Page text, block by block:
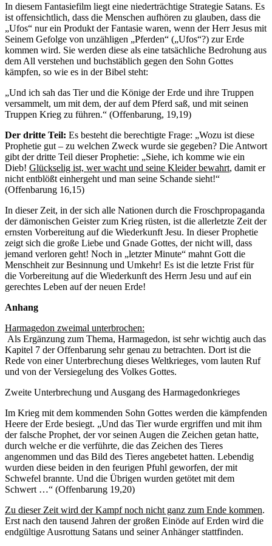
In diesem Fantasiefilm liegt eine niederträchtige Strategie Satans. Es
ist offensichtlich, dass die Menschen aufhören zu glauben, dass die
„Ufos“ nur ein Produkt der Fantasie waren, wenn der Herr Jesus mit
Seinem Gefolge von unzähligen „Pferden“ („Ufos“?) zur Erde
kommen wird. Sie werden diese als eine tatsächliche Bedrohung aus
dem All verstehen und buchstäblich gegen den Sohn Gottes
kämpfen, so wie es in der Bibel steht:
„Und ich sah das Tier und die Könige der Erde und ihre Truppen
versammelt, um mit dem, der auf dem Pferd saß, und mit seinen
Truppen Krieg zu führen.“ (Offenbarung, 19,19)
Der dritte Teil: Es besteht die berechtigte Frage: „Wozu ist diese
Prophetie gut – zu welchen Zweck wurde sie gegeben? Die Antwort
gibt der dritte Teil dieser Prophetie: „Siehe, ich komme wie ein
Dieb! Glückselig ist, wer wacht und seine Kleider bewahrt, damit er
nicht entblößt einhergeht und man seine Schande sieht!“
(Offenbarung 16,15)
In dieser Zeit, in der sich alle Nationen durch die Froschpropaganda
der dämonischen Geister zum Krieg rüsten, ist die allerletzte Zeit der
ernsten Vorbereitung auf die Wiederkunft Jesu. In dieser Prophetie
zeigt sich die große Liebe und Gnade Gottes, der nicht will, dass
jemand verloren geht! Noch in „letzter Minute“ mahnt Gott die
Menschheit zur Besinnung und Umkehr! Es ist die letzte Frist für
die Vorbereitung auf die Wiederkunft des Herrn Jesu und auf ein
gerechtes Leben auf der neuen Erde!
Anhang
Harmagedon zweimal unterbrochen:
Als Ergänzung zum Thema, Harmagedon, ist sehr wichtig auch das
Kapitel 7 der Offenbarung sehr genau zu betrachten. Dort ist die
Rede von einer Unterbrechung dieses Weltkrieges, vom lauten Ruf
und von der Versiegelung des Volkes Gottes.
Zweite Unterbrechung und Ausgang des Harmagedonkrieges
Im Krieg mit dem kommenden Sohn Gottes werden die kämpfenden
Heere der Erde besiegt. „Und das Tier wurde ergriffen und mit ihm
der falsche Prophet, der vor seinen Augen die Zeichen getan hatte,
durch welche er die verführte, die das Zeichen des Tieres
angenommen und das Bild des Tieres angebetet hatten. Lebendig
wurden diese beiden in den feurigen Pfuhl geworfen, der mit
Schwefel brannte. Und die Übrigen wurden getötet mit dem
Schwert …“ (Offenbarung 19,20)
Zu dieser Zeit wird der Kampf noch nicht ganz zum Ende kommen.
Erst nach den tausend Jahren der großen Einöde auf Erden wird die
endgültige Ausrottung Satans und seiner Anhänger stattfinden.